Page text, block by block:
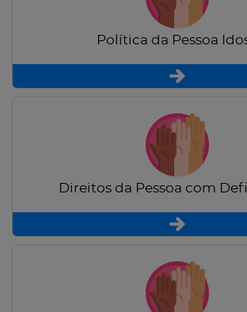
Política da Pessoa
Direitos da Pessoa com